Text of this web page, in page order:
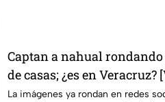
Captan a nahual
de casas; ¿es en Veracruz?
La imágenes ya rondan en redes